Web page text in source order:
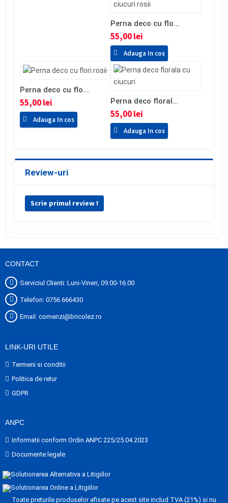
Perna deco cu flo...
55,00 lei
Adauga In cos
Perna deco cu flo...
55,00 lei
Adauga In cos
Perna deco floral...
55,00 lei
Adauga In cos
Review-uri
Scrie primul review !
CONTACT
Serviciul Clienti: Luni-Vineri, 09.00-16.00
Telefon: 0756 666430
Email: comenzi@bricolez.ro
LINK-URI UTILE
Termeni si conditii
Politica de retur
GDPR
ANPC
Informatii conform Ordin ANPC 225/25.04.2023
Documente legale
Toate preturile produselor afisate pe acest site includ TVA (21%) si nu